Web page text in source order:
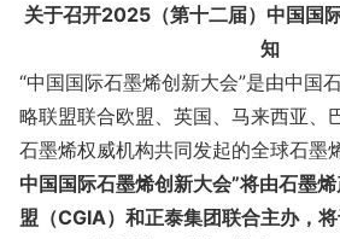
关于召开2025（第十二届）中国国
知
“中国国际石墨烯创新大会”是由中国
略联盟联合欧盟、英国、马来西亚、
石墨烯权威机构共同发起的全球石墨
中国国际石墨烯创新大会”将由石墨
盟 （CGIA）和正泰集团联合主办，